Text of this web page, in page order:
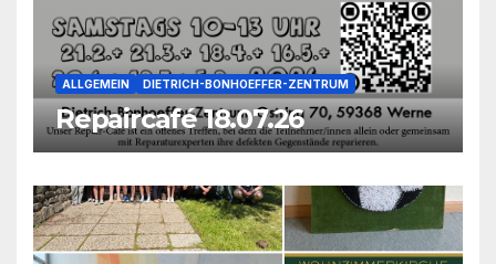
ALLGEMEIN DIETRICH-BONHOEFFER-ZENTRUM
Repaircafé 18.07.26